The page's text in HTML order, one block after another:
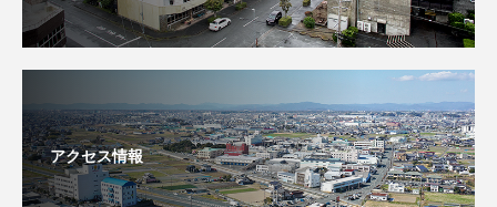
アクセス情報